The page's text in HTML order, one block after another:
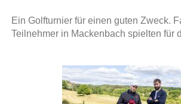
2025
m
i
n
F
C
i
s
e
Ein Golfturnier für einen guten Zweck.
Teilnehmer in Mackenbach spielten für